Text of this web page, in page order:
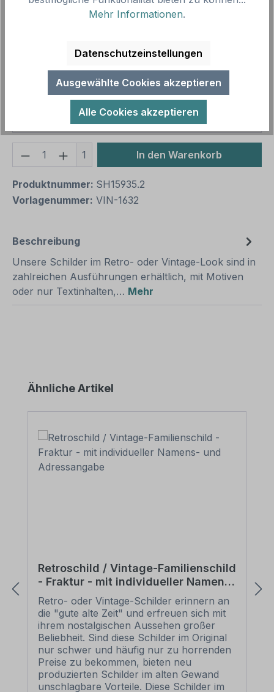
Zwischensumme
Gesamtpreis
46,65 €
Preise inkl. MwSt. zzgl. Versandkosten
Aufgrund von Neuberechnungen im Warenkorb sind
abweichende Endpreise möglich.
Produkt Anzahl: Gib den
1 In den Warenkorb
Produktnummer: SH15935.2
Vorlagenummer: VIN-1632
Beschreibung
Unsere Schilder im Retro- oder Vintage-Look sind in
zahlreichen Ausführungen erhältlich, mit Motiven
oder nur Textinhalten,… Mehr
Produktgalerie überspringen
Ähnliche Artikel
Retroschild / Vintage-Familienschild
- Fraktur - mit individueller Namens-
und Adressangabe
Retro- oder Vintage-Schilder erinnern an
die "gute alte Zeit" und erfreuen sich mit
ihrem nostalgischen Aussehen großer
Beliebheit. Sind diese Schilder im Original
nur schwer und häufig nur zu horrenden
Preise zu bekommen, bieten neu
produzierten Schilder im alten Gewand
unschlagbare Vorteile. Diese Schilder im
Mehr Informationen.
Datenschutzeinstellungen
Ausgewählte Cookies akzeptieren
Alle Cookies akzeptieren